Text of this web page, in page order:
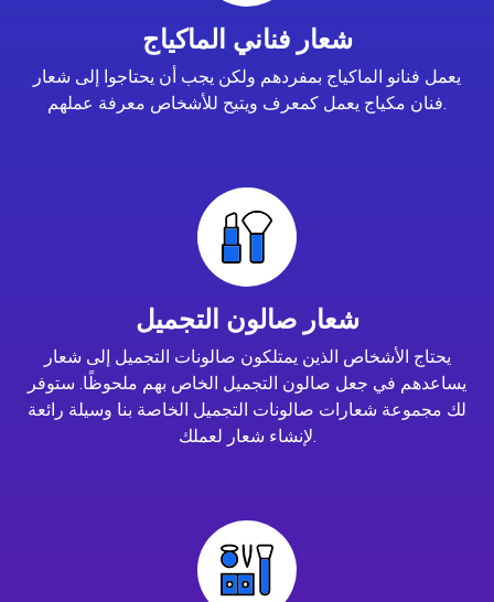
شعار فناني الماكياج
يعمل فنانو الماكياج بمفردهم ولكن يجب أن يحتاجوا إلى شعار
فنان مكياج يعمل كمعرف ويتيح للأشخاص معرفة عملهم.
شعار صالون التجميل
يحتاج الأشخاص الذين يمتلكون صالونات التجميل إلى شعار
يساعدهم في جعل صالون التجميل الخاص بهم ملحوظًا. ستوفر
لك مجموعة شعارات صالونات التجميل الخاصة بنا وسيلة رائعة
لإنشاء شعار لعملك.